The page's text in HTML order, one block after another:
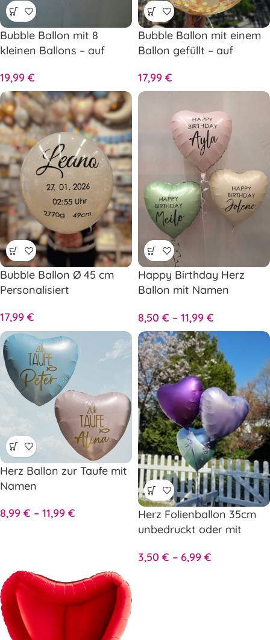
Bubble Ballon mit 8
kleinen Ballons – auf
19,99 €
Bubble Ballon mit einem
Ballon gefüllt – auf
17,99 €
Bubble Ballon Ø 45 cm
Personalisiert
17,99 €
Happy Birthday Herz
Ballon mit Namen
8,50 € – 11,99 €
Herz Ballon zur Taufe mit
Namen
8,99 € – 11,99 €
Herz Folienballon 35cm
unbedruckt oder mit
3,50 € – 6,99 €